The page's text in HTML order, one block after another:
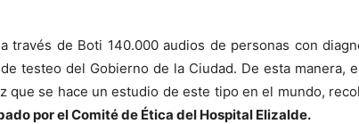
de Boti 140.000 audios de personas con
testeo del Gobierno de la Ciudad. De esta manera,
se hace un estudio de este tipo en el mundo,
por el Comité de Ética del Hospital Elizalde.